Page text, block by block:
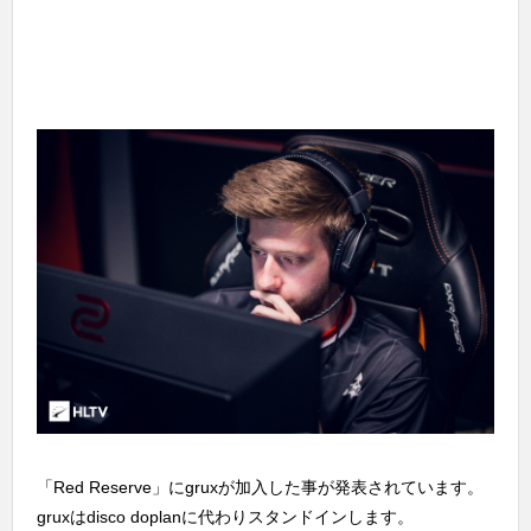
「Red Reserve」にgruxが加入した事が発表されています。
gruxはdisco doplanに代わりスタンドインします。